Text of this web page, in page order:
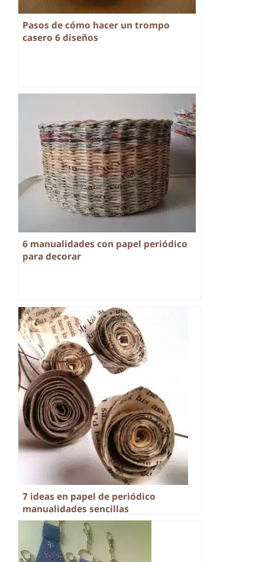
Pasos de cómo hacer un trompo
casero 6 diseños
6 manualidades con papel periódico
para decorar
7 ideas en papel de periódico
manualidades sencillas